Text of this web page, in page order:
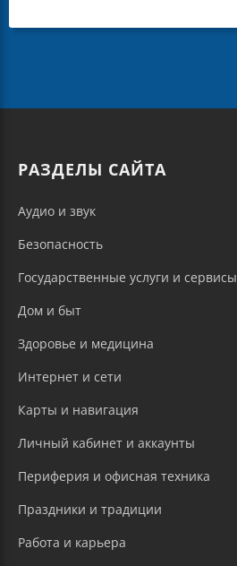
РАЗДЕЛЫ САЙТА
Аудио и звук
Безопасность
Государственные услуги и сервисы
Дом и быт
Здоровье и медицина
Интернет и сети
Карты и навигация
Личный кабинет и аккаунты
Периферия и офисная техника
Праздники и традиции
Работа и карьера